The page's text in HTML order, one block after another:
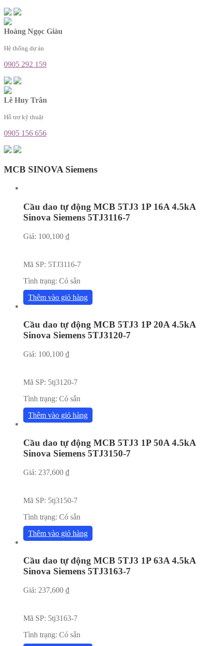
Hoàng Ngọc Giàu
Hệ thống dự án
0905 292 159
Lê Huy Trân
Hỗ trợ kỹ thuật
0905 156 656
MCB SINOVA Siemens
Cầu dao tự động MCB 5TJ3 1P 16A 4.5kA
Sinova Siemens 5TJ3116-7
Giá: 100,100 ₫
Mã SP: 5TJ3116-7
Tình trạng: Có sẵn
Thêm vào giỏ hàng
Cầu dao tự động MCB 5TJ3 1P 20A 4.5kA
Sinova Siemens 5TJ3120-7
Giá: 100,100 ₫
Mã SP: 5tj3120-7
Tình trạng: Có sẵn
Thêm vào giỏ hàng
Cầu dao tự động MCB 5TJ3 1P 50A 4.5kA
Sinova Siemens 5TJ3150-7
Giá: 237,600 ₫
Mã SP: 5tj3150-7
Tình trạng: Có sẵn
Thêm vào giỏ hàng
Cầu dao tự động MCB 5TJ3 1P 63A 4.5kA
Sinova Siemens 5TJ3163-7
Giá: 237,600 ₫
Mã SP: 5tj3163-7
Tình trạng: Có sẵn